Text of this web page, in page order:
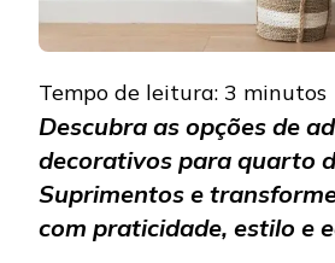
Tempo de leitura: 3 minutos
Descubra as opções de
decorativos para quarto
Suprimentos e
com praticidade, estilo e